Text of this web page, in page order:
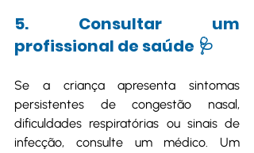
5. Consultar um
profissional de saúde 🩺
Se a criança apresenta sintomas
persistentes de congestão nasal,
dificuldades respiratórias ou sinais de
infecção, consulte um médico. Um